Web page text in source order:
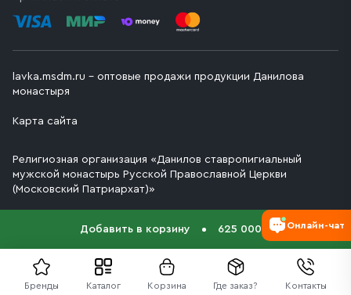
Бренды Каталог Корзина Где заказ? Контакты
Добавить в корзину 625 000 ₽
lavka.msdm.ru – оптовые продажи продукции Данилова
монастыря
Карта сайта
Религиозная организация «Данилов ставропигиальный
мужской монастырь Русской Православной Церкви
(Московский Патриархат)»
Онлайн-чат